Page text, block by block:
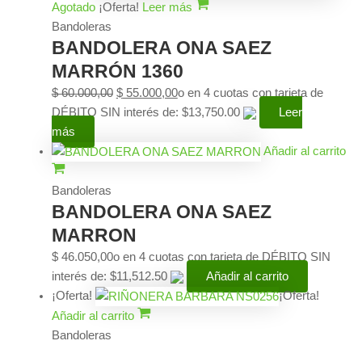
Agotado ¡Oferta! Leer más
Bandoleras
BANDOLERA ONA SAEZ
MARRÓN 1360
$60.000,00 $55.000,00o en 4 cuotas con tarjeta de
DÉBITO SIN interés de: $13,750.00
Leer
más
Añadir al carrito
Bandoleras
BANDOLERA ONA SAEZ
MARRON
$46.050,00o en 4 cuotas con tarjeta de DÉBITO SIN
interés de: $11,512.50
Añadir al carrito
¡Oferta!
¡Oferta!
Añadir al carrito
Bandoleras